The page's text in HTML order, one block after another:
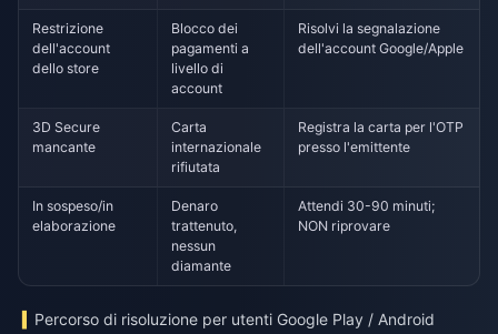
Restrizione
dell'account
dello store
Blocco dei
pagamenti a
livello di
account
Risolvi la segnalazione
dell'account Google/Apple
3D Secure
mancante
Carta
internazionale
rifiutata
Registra la carta per l'OTP
presso l'emittente
In sospeso/in
elaborazione
Denaro
trattenuto,
nessun
diamante
Attendi 30-90 minuti;
NON riprovare
Percorso di risoluzione per utenti Google Play / Android